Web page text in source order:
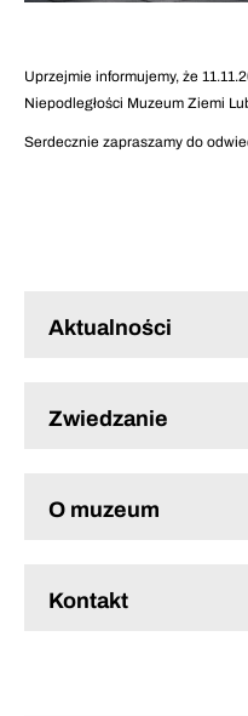
Aktualności
Zwiedzanie
O muzeum
Kontakt
Uprzejmie informujemy, że
Niepodległości Muzeum Ziemi
Serdecznie zapraszamy do